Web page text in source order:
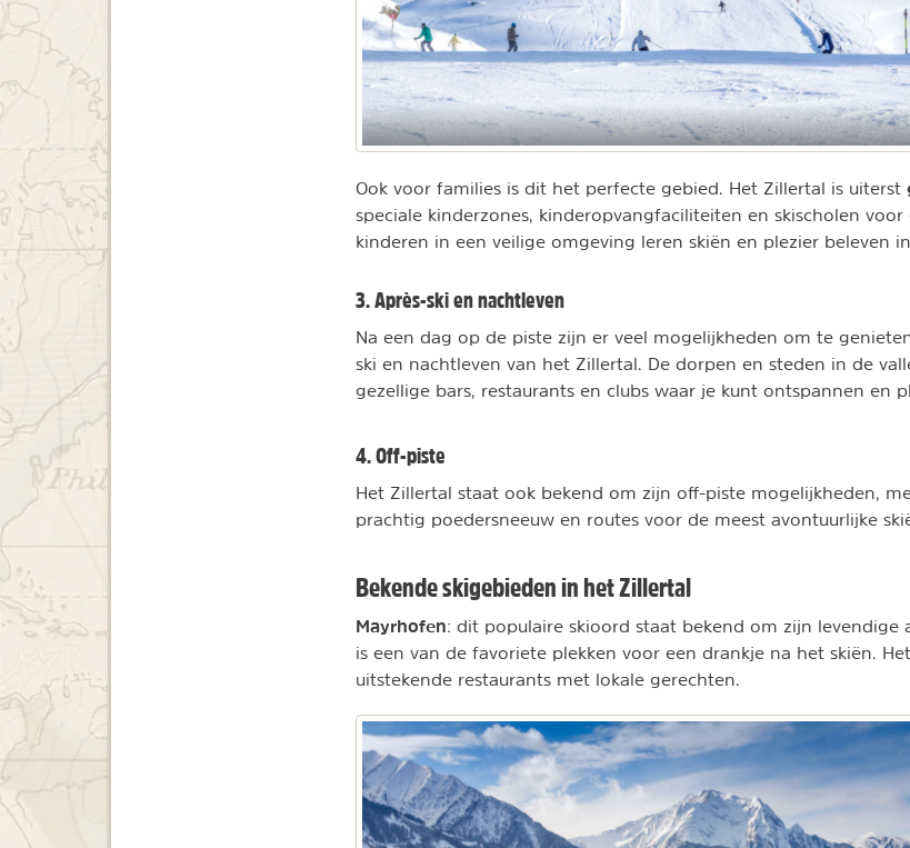
Ook voor families is dit het perfecte gebied. Het Zillertal is uiterst
speciale kinderzones, kinderopvangfaciliteiten en skischolen voor
kinderen in een veilige omgeving leren skiën en plezier beleven
3. Après-ski en nachtleven
Na een dag op de piste zijn er veel mogelijkheden om te
ski en nachtleven van het Zillertal. De dorpen en steden in de
gezellige bars, restaurants en clubs waar je kunt ontspannen en
4. Off-piste
Het Zillertal staat ook bekend om zijn off-piste mogelijkheden,
prachtig poedersneeuw en routes voor de meest avontuurlijke
Bekende skigebieden in het Zillertal
Mayrhofen: dit populaire skioord staat bekend om zijn levendige
is een van de favoriete plekken voor een drankje na het skiën.
uitstekende restaurants met lokale gerechten.